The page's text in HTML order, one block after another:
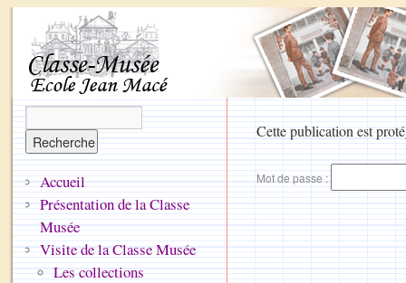
Cette publication est
Mot de passe :
Accueil
Présentation de la Classe
Musée
Visite de la Classe Musée
Les collections